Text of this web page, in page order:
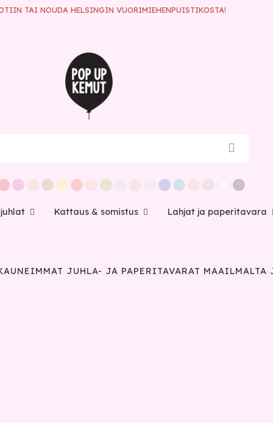
TAI NOUDA HELSINGIN VUORIMIEHENPUISTIKOSTA!
Kattaus & somistus Lahjat ja paperitavara
JUHLA- JA PAPERITAVARAT